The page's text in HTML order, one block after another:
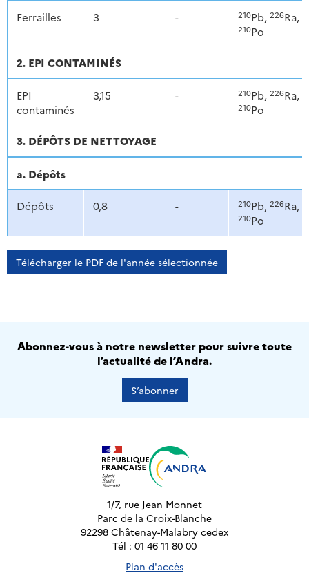
Ferrailles 3 - 210Pb, 226Ra,
210Po
2. EPI CONTAMINÉS
EPI
contaminés
3,15 - 210Pb, 226Ra,
210Po
3. DÉPÔTS DE NETTOYAGE
a. Dépôts
Dépôts 0,8 - 210Pb, 226Ra,
210Po
Télécharger le PDF de l'année sélectionnée
Abonnez-vous à notre newsletter pour suivre toute
l’actualité de l’Andra.
S’abonner
1/7, rue Jean Monnet
Parc de la Croix-Blanche
92298 Châtenay-Malabry cedex
Tél : 01 46 11 80 00
Plan d'accès